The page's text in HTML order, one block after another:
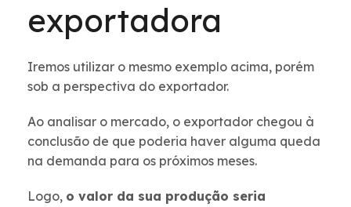
exportadora
Iremos utilizar o mesmo exemplo acima, porém
sob a perspectiva do exportador.
Ao analisar o mercado, o exportador chegou à
conclusão de que poderia haver alguma queda
na demanda para os próximos meses.
Logo, o valor da sua produção seria